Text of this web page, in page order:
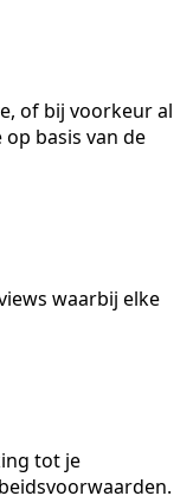
of bij voorkeur al
basis van de
waarbij elke
tot je